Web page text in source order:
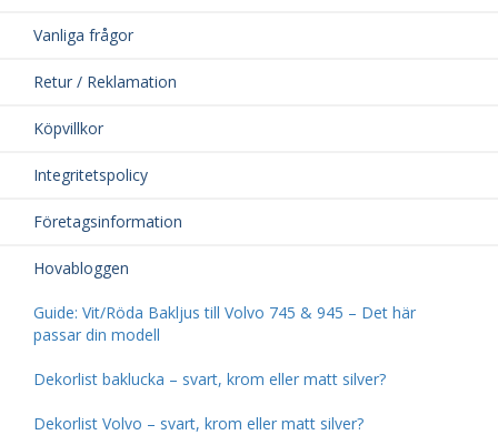
Vanliga frågor
Retur / Reklamation
Köpvillkor
Integritetspolicy
Företagsinformation
Hovabloggen
Guide: Vit/Röda Bakljus till Volvo 745 & 945 – Det här
passar din modell
Dekorlist baklucka – svart, krom eller matt silver?
Dekorlist Volvo – svart, krom eller matt silver?